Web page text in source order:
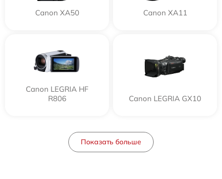
Canon XA50 Canon XA11
Canon LEGRIA HF
R806
Canon LEGRIA GX10
Показать больше